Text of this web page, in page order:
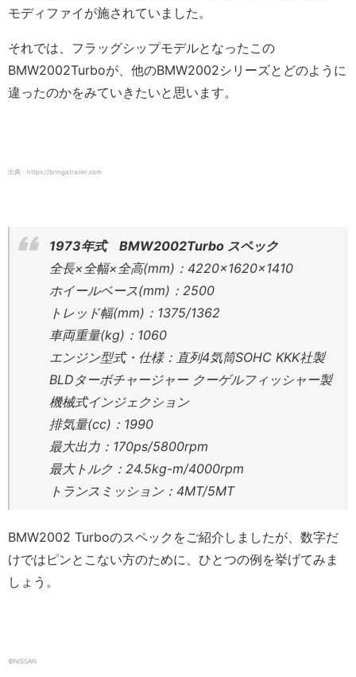
モディファイが施されていました。
それでは、フラッグシップモデルとなったこの
BMW2002Turboが、 他のBMW2002シリーズとどのように
違ったのかをみていきたいと思います。
出典：https://bringatrailer.com
1973年式 BMW2002Turbo スペック
全長×全幅×全高(mm)：4220×1620×1410
ホイールベース(mm)：2500
トレッド幅(mm)：1375/1362
車両重量(kg)：1060
エンジン型式・仕様：直列4気筒SOHC KKK社製
BLDターボチャージャー クーゲルフィッシャー製
機械式インジェクション
排気量(cc)：1990
最大出力：170ps/5800rpm
最大トルク：24.5kg-m/4000rpm
トランスミッション：4MT/5MT
BMW2002 Turboのスペックをご紹介しましたが、数字だ
けではピンとこない方のために、ひとつの例を挙げてみま
しょう。
©NISSAN